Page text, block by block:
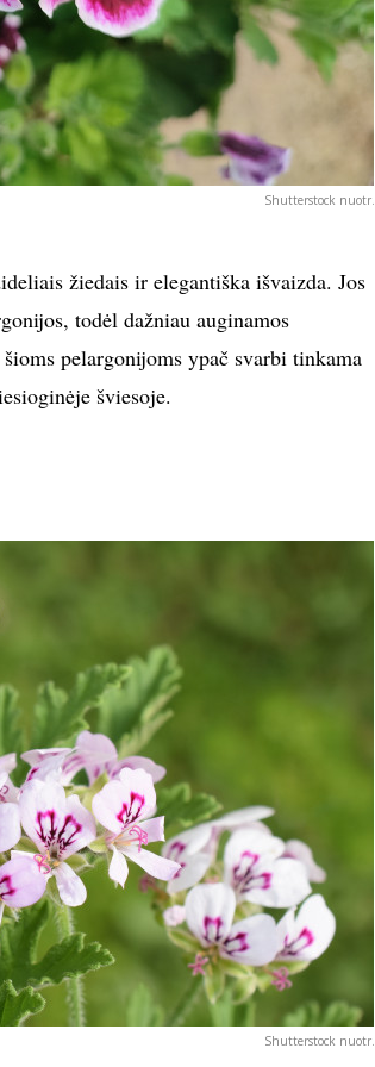
Shutterstock nuotr.
žiedais ir elegantiška išvaizda. Jos
todėl dažniau auginamos
pelargonijoms ypač svarbi tinkama
šviesoje.
Shutterstock nuotr.